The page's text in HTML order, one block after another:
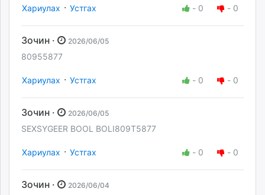
Хариулах · Устгах - 0 - 0
Зочин · 2026/06/05
80955877
Хариулах · Устгах - 0 - 0
Зочин · 2026/06/05
SEXSYGEER BOOL BOLI809T5877
Хариулах · Устгах - 0 - 0
Зочин · 2026/06/04